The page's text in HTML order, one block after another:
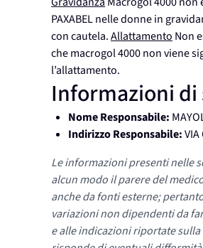
PAXABEL nelle donne in
con cautela.Allattamento Non
che macrogol 4000 non viene
l’allattamento.
Informazioni di
Nome Responsabile:
Indirizzo Responsabile:VIA
Le informazioni presenti nelle
alcun modo il parere del
anche da fonti esterne;
variazioni non dipendenti da
e alle indicazioni riportate